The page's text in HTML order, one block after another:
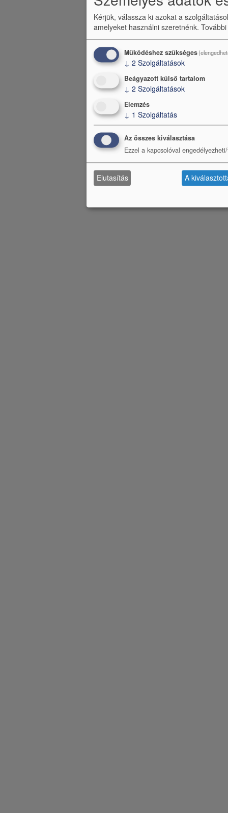
Kérjük, válassza ki azokat a
amelyeket használni szeretnénk.
Működéshez szükséges
↓ 2 Szolgáltatások
Beágyazott külső tartalom
↓ 2 Szolgáltatások
Elemzés
↓ 1 Szolgáltatás
Az összes kiválasztása
Ezzel a kapcsolóval
Elutasítás A